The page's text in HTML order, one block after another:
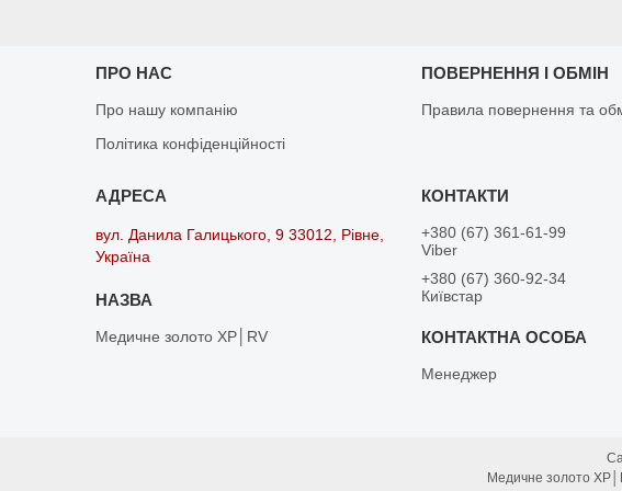
ПРО НАС
Про нашу компанію
Політика конфіденційності
ПОВЕРНЕННЯ І ОБМІН
Правила повернення та
вул. Данила Галицького, 9 33012, Рівне,
Україна
Медичне золото XP│RV
+380 (67) 361-61-99
Viber
+380 (67) 360-92-34
Київстар
Менеджер